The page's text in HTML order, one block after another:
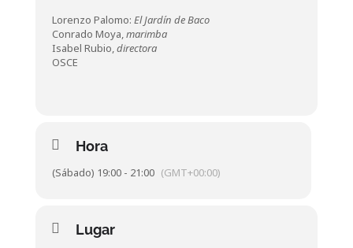
Lorenzo Palomo: El Jardín de Baco
Conrado Moya,marimba
Isabel Rubio,directora
OSCE
Hora
(Sábado) 19:00 - 21:00 (GMT+00:00)
Lugar